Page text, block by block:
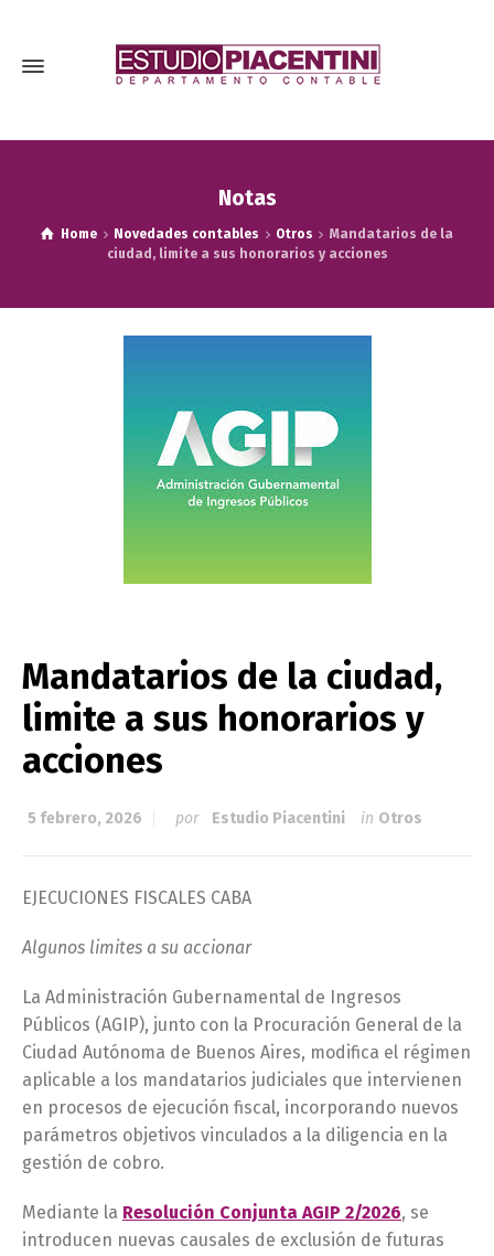
Notas
Home Novedades contables Otros
Mandatarios de la
ciudad, limite a sus honorarios y acciones
Mandatarios de la ciudad,
limite a sus honorarios y
acciones
5 febrero, 2026 por Estudio Piacentini in Otros
EJECUCIONES FISCALES CABA
Algunos limites a su accionar
La Administración Gubernamental de Ingresos
Públicos (AGIP), junto con la Procuración General de la
Ciudad Autónoma de Buenos Aires, modifica el régimen
aplicable a los mandatarios judiciales que intervienen
en procesos de ejecución fiscal, incorporando nuevos
parámetros objetivos vinculados a la diligencia en la
gestión de cobro.
Mediante la Resolución Conjunta AGIP 2/2026, se
introducen nuevas causales de exclusión de futuras